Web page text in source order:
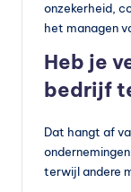
onzekerheid,
het managen
Heb je
bedrijf
Dat hangt af
terwijl andere